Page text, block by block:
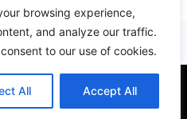
browsing experience,
and analyze our traffic.
to our use of cookies.
All Accept All